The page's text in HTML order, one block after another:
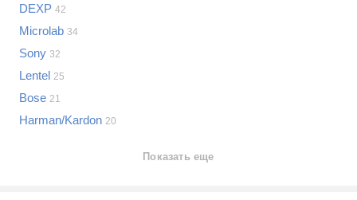
Indesit
JBL
Проблемы по категориям
Сотовые телефоны
Планшеты
DEXP 42
Microlab 34
Sony 32
Lentel 25
Bose 21
Harman/Kardon 20
Показать еще